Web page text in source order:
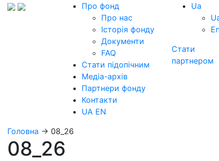
Про фонд
Про нас
Історія фонду
Документи
FAQ
Стати підопічним
Медіа-архів
Партнери фонду
Контакти
UA EN
Ua
Стати
партнером
Головна → 08_26
08_26